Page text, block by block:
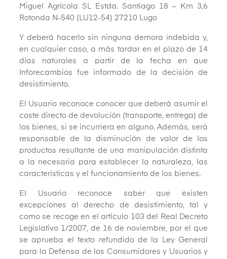
Miguel Agrícola SL Estda. Santiago 18 – Km 3,6
Rotonda N-540 (LU12-54) 27210 Lugo
Y deberá hacerlo sin ninguna demora indebida y,
en cualquier caso, a más tardar en el plazo de 14
días naturales a partir de la fecha en que
Inforecambios fue informado de la decisión de
desistimiento.
El Usuario reconoce conocer que deberá asumir el
coste directo de devolución (transporte, entrega) de
los bienes, si se incurriera en alguno. Además, será
responsable de la disminución de valor de los
productos resultante de una manipulación distinta
a la necesaria para establecer la naturaleza, las
características y el funcionamiento de los bienes.
El Usuario reconoce saber que existen
excepciones al derecho de desistimiento, tal y
como se recoge en el artículo 103 del Real Decreto
Legislativo 1/2007, de 16 de noviembre, por el que
se aprueba el texto refundido de la Ley General
para la Defensa de los Consumidores y Usuarios y